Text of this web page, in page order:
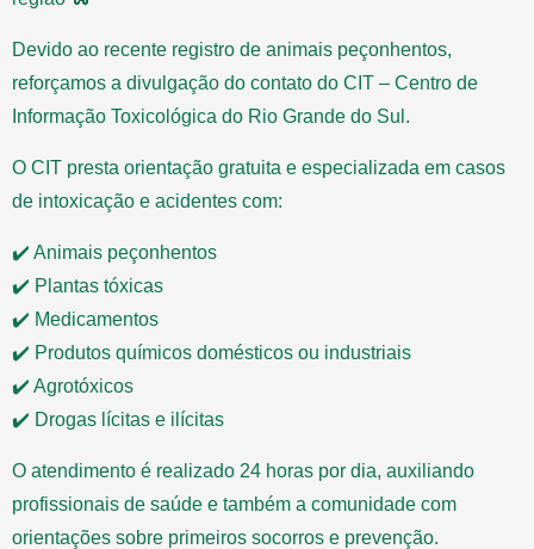
Devido ao recente registro de animais peçonhentos,
reforçamos a divulgação do contato do CIT – Centro de
Informação Toxicológica do Rio Grande do Sul.
O CIT presta orientação gratuita e especializada em casos
de intoxicação e acidentes com:
✔️ Animais peçonhentos
✔️ Plantas tóxicas
✔️ Medicamentos
✔️ Produtos químicos domésticos ou industriais
✔️ Agrotóxicos
✔️ Drogas lícitas e ilícitas
O atendimento é realizado 24 horas por dia, auxiliando
profissionais de saúde e também a comunidade com
orientações sobre primeiros socorros e prevenção.